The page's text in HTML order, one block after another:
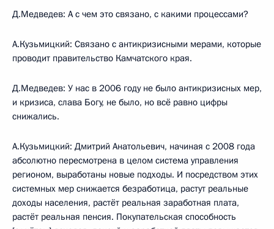
Д.Медведев: А с чем это связано, с какими процессами?
А.Кузьмицкий: Связано с антикризисными мерами, которые
проводит правительство Камчатского края.
Д.Медведев: У нас в 2006 году не было антикризисных мер,
и кризиса, слава Богу, не было, но всё равно цифры
снижались.
А.Кузьмицкий: Дмитрий Анатольевич, начиная с 2008 года
абсолютно пересмотрена в целом система управления
регионом, выработаны новые подходы. И посредством этих
системных мер снижается безработица, растут реальные
доходы населения, растёт реальная заработная плата,
растёт реальная пенсия. Покупательская способность